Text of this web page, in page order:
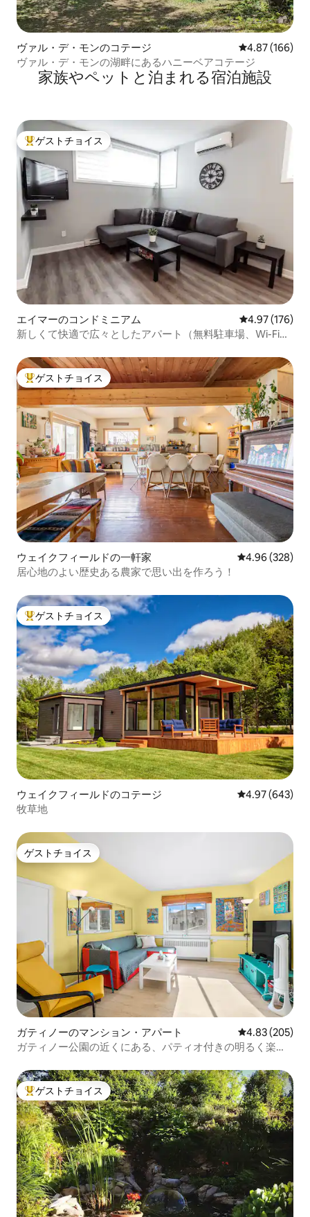
ヴァル・デ・モンのコテージ レビュー166
4.87 (166)
ヴァル・デ・モンの湖畔にあるハニーベアコテージ
家族やペットと泊まれる宿泊施設
大好評のゲストチョイスです。
ゲストチョイス
エイマーのコンドミニアム レビュー176
4.97 (176)
新しくて快適で広々としたアパート（無料駐車場、Wi-Fi、
大好評のゲストチョイスです。
ゲストチョイス
ウェイクフィールドの一軒家 レビュー328
4.96 (328)
居心地のよい歴史ある農家で思い出を作ろう！
大好評のゲストチョイスです。
ゲストチョイス
ウェイクフィールドのコテージ レビュー643
4.97 (643)
牧草地
ゲストチョイス
ゲストチョイス
ガティノーのマンション・アパート レビュー205
4.83 (205)
ガティノー公園の近くにある、パティオ付きの明るく楽し
大好評のゲストチョイスです。
ゲストチョイス